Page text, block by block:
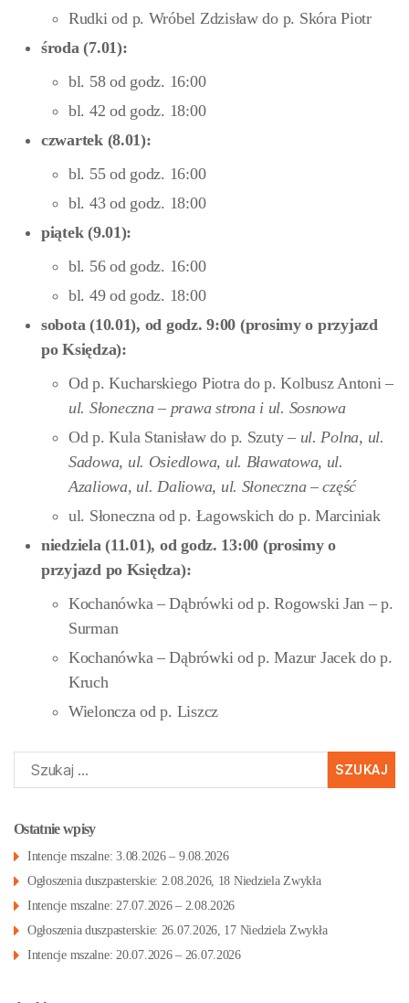
Rudki od p. Wróbel Zdzisław do p. Skóra Piotr
środa (7.01):
bl. 58 od godz. 16:00
bl. 42 od godz. 18:00
czwartek (8.01):
bl. 55 od godz. 16:00
bl. 43 od godz. 18:00
piątek (9.01):
bl. 56 od godz. 16:00
bl. 49 od godz. 18:00
sobota (10.01), od godz. 9:00 (prosimy o przyjazd
po Księdza):
Od p. Kucharskiego Piotra do p. Kolbusz Antoni –
ul. Słoneczna – prawa strona i ul. Sosnowa
Od p. Kula Stanisław do p. Szuty – ul. Polna, ul.
Sadowa, ul. Osiedlowa, ul. Bławatowa, ul.
Azaliowa, ul. Daliowa, ul. Słoneczna – część
ul. Słoneczna od p. Łagowskich do p. Marciniak
niedziela (11.01), od godz. 13:00 (prosimy o
przyjazd po Księdza):
Kochanówka – Dąbrówki od p. Rogowski Jan – p.
Surman
Kochanówka – Dąbrówki od p. Mazur Jacek do p.
Kruch
Wieloncza od p. Liszcz
Szukaj:
Ostatnie wpisy
Intencje mszalne: 3.08.2026 – 9.08.2026
Ogłoszenia duszpasterskie: 2.08.2026, 18 Niedziela Zwykła
Intencje mszalne: 27.07.2026 – 2.08.2026
Ogłoszenia duszpasterskie: 26.07.2026, 17 Niedziela Zwykła
Intencje mszalne: 20.07.2026 – 26.07.2026